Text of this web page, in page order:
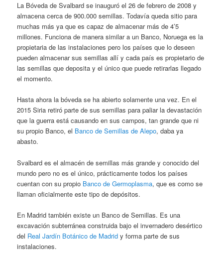
La Bóveda de Svalbard se inauguró el 26 de febrero de 2008 y
almacena cerca de 900.000 semillas. Todavía queda sitio para
muchas más ya que es capaz de almacenar más de 4’5
millones. Funciona de manera similar a un Banco, Noruega es la
propietaria de las instalaciones pero los países que lo deseen
pueden almacenar sus semillas allí y cada país es propietario de
las semillas que deposita y el único que puede retirarlas llegado
el momento.
Hasta ahora la bóveda se ha abierto solamente una vez. En el
2015 Siria retiró parte de sus semillas para paliar la devastación
que la guerra está causando en sus campos, tan grande que ni
su propio Banco, el Banco de Semillas de Alepo, daba ya
abasto.
Svalbard es el almacén de semillas más grande y conocido del
mundo pero no es el único, prácticamente todos los países
cuentan con su propio Banco de Germoplasma, que es como se
llaman oficialmente este tipo de depósitos.
En Madrid también existe un Banco de Semillas. Es una
excavación subterránea construida bajo el invernadero desértico
del Real Jardín Botánico de Madrid y forma parte de sus
instalaciones.